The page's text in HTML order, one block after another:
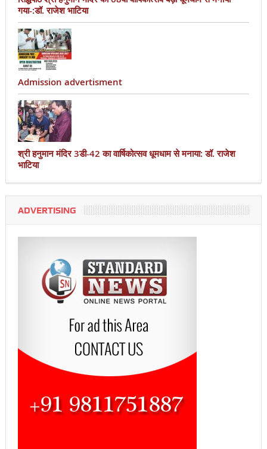
गया-:डॉ. राजेश भाटिया
Admission advertisment
श्री हनुमान मंदिर 3डी-42 का वार्षिकोत्सव धूमधाम से मनाया: डॉ. राजेश
भाटिया
ADVERTISING